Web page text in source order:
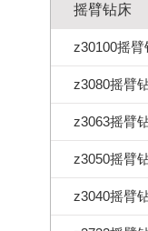
摇臂钻床
z30100摇臂
z3080摇臂
z3063摇臂
z3050摇臂
z3040摇臂